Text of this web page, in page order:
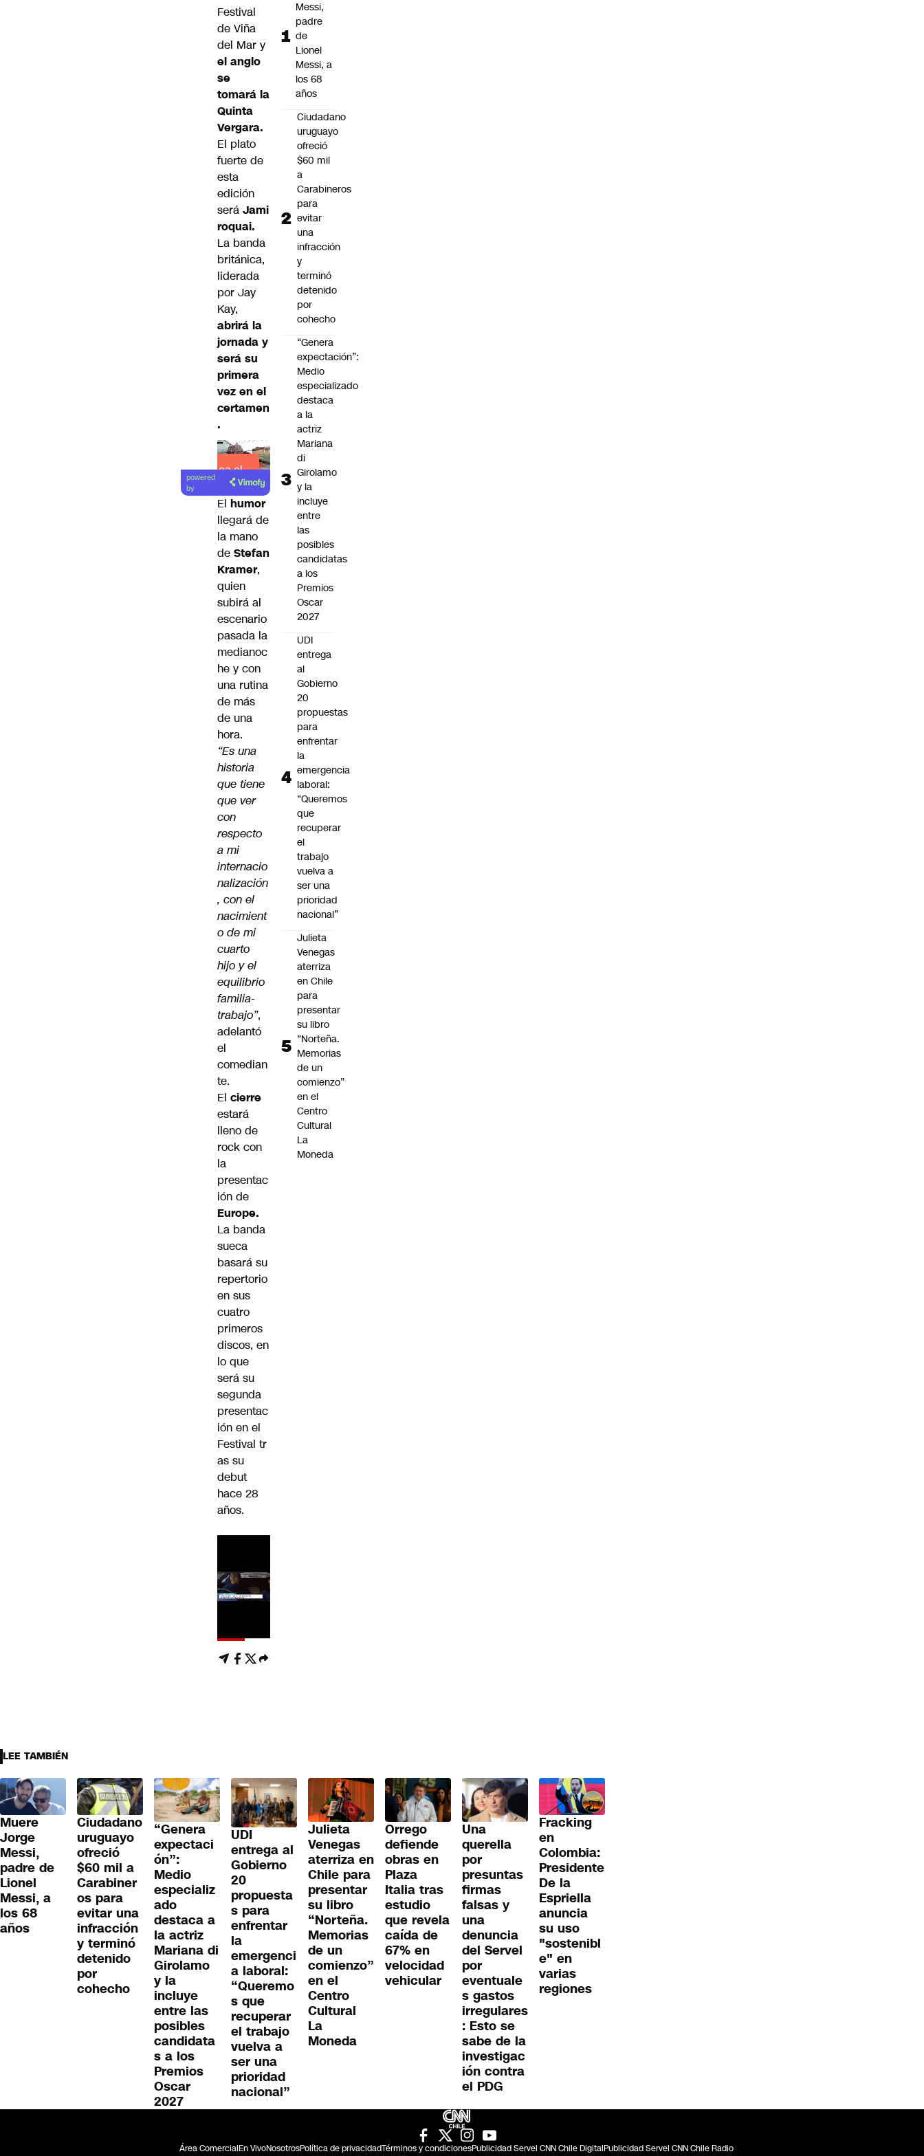
Festival
de Viña
del Mar y
el anglo
se
tomará la
Quinta
Vergara.
El plato
fuerte de
esta
edición
será Jami
roquai.
La banda
británica,
liderada
por Jay
Kay,
abrirá la
jornada y
será su
primera
vez en el
certamen
.
Lea el
artículo
powered
by
El humor
llegará de
la mano
de Stefan
Kramer,
quien
subirá al
escenario
pasada la
medianoc
he y con
una rutina
de más
de una
hora.
“Es una
historia
que tiene
que ver
con
respecto
a mi
internacio
nalización
, con el
nacimient
o de mi
cuarto
hijo y el
equilibrio
familia-
trabajo”,
adelantó
el
comedian
te.
El cierre
estará
lleno de
rock con
la
presentac
ión de
Europe.
La banda
sueca
basará su
repertorio
en sus
cuatro
primeros
discos, en
lo que
será su
segunda
presentac
ión en el
Festival tr
as su
debut
hace 28
años.
Messi,
padre
de
Lionel
Messi, a
los 68
años
Ciudadano
uruguayo
ofreció
$60 mil
a
Carabineros
para
evitar
una
infracción
y
terminó
detenido
por
cohecho
“Genera
expectación”:
Medio
especializado
destaca
a la
actriz
Mariana
di
Girolamo
y la
incluye
entre
las
posibles
candidatas
a los
Premios
Oscar
2027
UDI
entrega
al
Gobierno
20
propuestas
para
enfrentar
la
emergencia
laboral:
“Queremos
que
recuperar
el
trabajo
vuelva a
ser una
prioridad
nacional”
Julieta
Venegas
aterriza
en Chile
para
presentar
su libro
“Norteña.
Memorias
de un
comienzo”
en el
Centro
Cultural
La
Moneda
LEE TAMBIÉN
Muere
Jorge
Messi,
padre de
Lionel
Messi, a
los 68
años
Ciudadano
uruguayo
ofreció
$60 mil a
Carabiner
os para
evitar una
infracción
y terminó
detenido
por
cohecho
“Genera
expectaci
ón”:
Medio
especializ
ado
destaca a
la actriz
Mariana di
Girolamo
y la
incluye
entre las
posibles
candidata
s a los
Premios
Oscar
2027
UDI
entrega al
Gobierno
20
propuesta
s para
enfrentar
la
emergenci
a laboral:
“Queremo
s que
recuperar
el trabajo
vuelva a
ser una
prioridad
nacional”
Julieta
Venegas
aterriza en
Chile para
presentar
su libro
“Norteña.
Memorias
de un
comienzo”
en el
Centro
Cultural
La
Moneda
Orrego
defiende
obras en
Plaza
Italia tras
estudio
que revela
caída de
67% en
velocidad
vehicular
Una
querella
por
presuntas
firmas
falsas y
una
denuncia
del Servel
por
eventuale
s gastos
irregulares
: Esto se
sabe de la
investigac
ión contra
el PDG
Fracking
en
Colombia:
Presidente
De la
Espriella
anuncia
su uso
"sostenibl
e" en
varias
regiones
Área ComercialEn VivoNosotrosPolítica de privacidadTérminos y condicionesPublicidad Servel CNN Chile DigitalPublicidad Servel CNN Chile Radio